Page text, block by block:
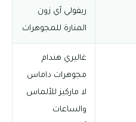
ريفولي آي زون
المنارة للمجوهرات
غاليري هندام
مجوهرات داماس
لا ماركيز للألماس
والساعات